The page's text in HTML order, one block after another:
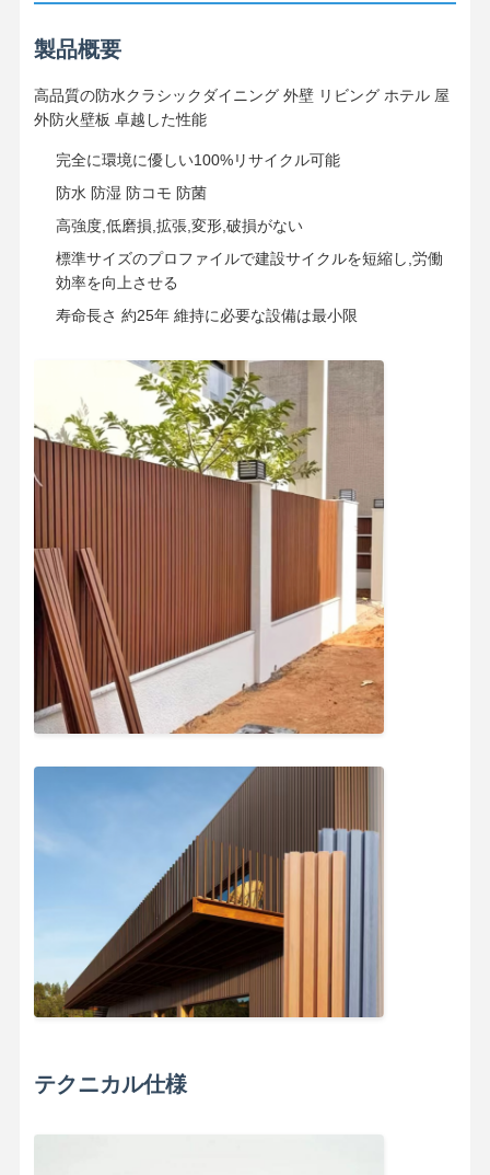
ホーム ビデオ 企業情報
今雑談しなさ
い
装飾用PVC壁パネル
WPC壁パネル
外壁パネル
製品概要
高品質の防水クラシックダイニング 外壁 リビング ホテル 屋
外防火壁板 卓越した性能
完全に環境に優しい100%リサイクル可能
防水 防湿 防コモ 防菌
高強度,低磨損,拡張,変形,破損がない
標準サイズのプロファイルで建設サイクルを短縮し,労働
効率を向上させる
寿命長さ 約25年 維持に必要な設備は最小限
テクニカル仕様